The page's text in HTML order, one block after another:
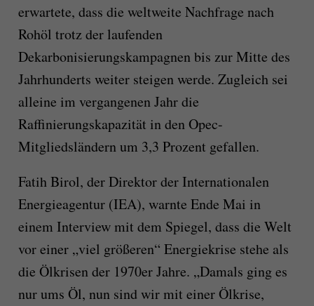
erwartete, dass die weltweite Nachfrage nach
Rohöl trotz der laufenden
Dekarbonisierungskampagnen bis zur Mitte des
Jahrhunderts weiter steigen werde. Zugleich sei
alleine im vergangenen Jahr die
Raffinierungskapazität in den Opec-
Mitgliedsländern um 3,3 Prozent gefallen.
Fatih Birol, der Direktor der Internationalen
Energieagentur (IEA), warnte Ende Mai in
einem Interview mit dem Spiegel, dass die Welt
vor einer „viel größeren“ Energiekrise stehe als
die Ölkrisen der 1970er Jahre. „Damals ging es
nur ums Öl, nun sind wir mit einer Ölkrise,